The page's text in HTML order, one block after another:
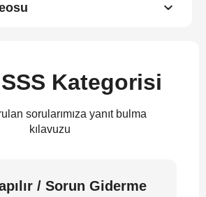
Kategorisi
sorularımıza yanıt bulma
kılavuzu
/ Sorun Giderme